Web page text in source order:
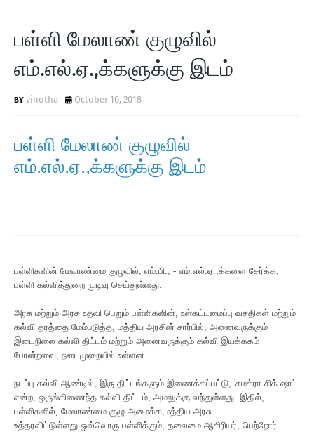
பள்ளி மேலாண் குழுவில்
எம்.எல்.ஏ.,க்களுக்கு இடம்
vinotha October 10, 2018
பள்ளி மேலாண் குழுவில்
எம்.எல்.ஏ.,க்களுக்கு இடம்
பள்ளிகளின் மேலாண்மை குழுவில், எம்.பி., - எம்.எல்.ஏ.,க்களை சேர்க்க,
பள்ளி கல்வித்துறை முடிவு செய்துள்ளது.
அரசு மற்றும் அரசு உதவி பெறும் பள்ளிகளின், உள்கட்டமைப்பு வசதிகள் மற்றும்
கல்வி தரத்தை மேம்படுத்த, மத்திய அரசின் சார்பில், அனைவருக்கும்
இடைநிலை கல்வி திட்டம் மற்றும் அனைவருக்கும் கல்வி இயக்ககம்
போன்றவை, நடைமுறையில் உள்ளன.
நடப்பு கல்வி ஆண்டில், இரு திட்டங்களும் இணைக்கப்பட்டு, 'சமக்ரா சிக் ஷா'
என்ற, ஒருங்கிணைந்த கல்வி திட்டம், அமலுக்கு வந்துள்ளது. இதில்,
பள்ளிகளில், மேலாண்மை குழு அமைக்க,மத்திய அரசு
உத்தரவிட்டுள்ளது.ஒவ்வொரு பள்ளிக்கும், தலைமை ஆசிரியர், பெற்றோர்